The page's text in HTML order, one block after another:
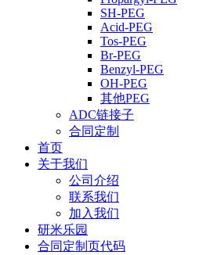
SH-PEG
Acid-PEG
Tos-PEG
Br-PEG
Benzyl-PEG
OH-PEG
其他PEG
ADC链接子
合同定制
首页
关于我们
公司介绍
联系我们
加入我们
研米乐园
合同定制页代码